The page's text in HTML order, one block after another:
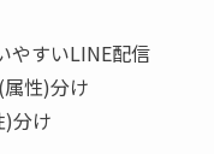
やすいLINE配信
性)分け
)分け